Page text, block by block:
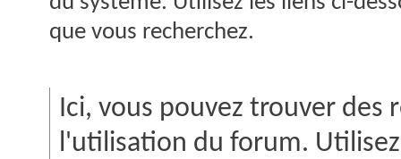
que vous recherchez.
Ici, vous pouvez trouver des
l'utilisation du forum.